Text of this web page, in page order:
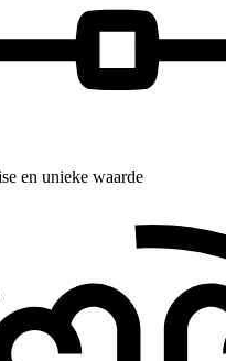
en unieke waarde